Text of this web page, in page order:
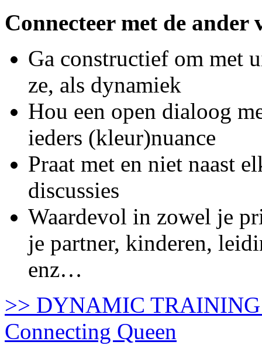
Connecteer met de ander
Ga constructief om met
ze, als dynamiek
Hou een open dialoog
ieders (kleur)nuance
Praat met en niet naast
discussies
Waardevol in zowel je
je partner, kinderen,
enz…
>> DYNAMIC
Connecting Queen